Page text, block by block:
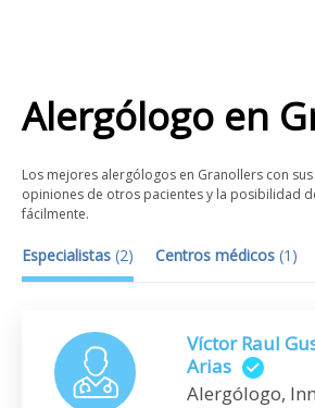
Alergólogo en
Los mejores alergólogos en Granollers con
opiniones de otros pacientes y la posibilidad
fácilmente.
Especialistas (2) Centros médicos (1 )
Víctor Raul
Arias
Alergólogo,